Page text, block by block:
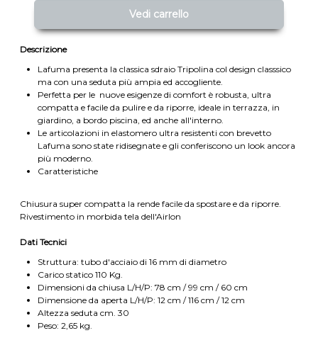
Vedi carrello
Descrizione
Lafuma presenta la classica sdraio Tripolina col design classsico
ma con una seduta più ampia ed accogliente.
Perfetta per le nuove esigenze di comfort è robusta, ultra
compatta e facile da pulire e da riporre, ideale in terrazza, in
giardino, a bordo piscina, ed anche all'interno.
Le articolazioni in elastomero ultra resistenti con brevetto
Lafuma sono state ridisegnate e gli conferiscono un look ancora
più moderno.
Caratteristiche
Chiusura super compatta la rende facile da spostare e da riporre.
Rivestimento in morbida tela dell'Airlon
Dati Tecnici
Struttura: tubo d'acciaio di 16 mm di diametro
Carico statico 110 Kg.
Dimensioni da chiusa L/H/P: 78 cm / 99 cm / 60 cm
Dimensione da aperta L/H/P: 12 cm / 116 cm / 12 cm
Altezza seduta cm. 30
Peso: 2,65 kg.